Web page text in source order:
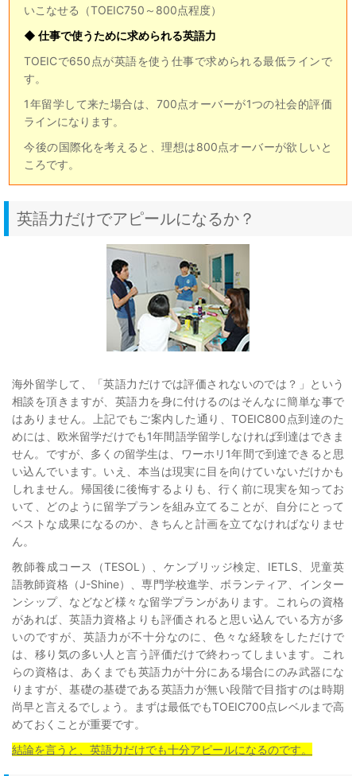
いこなせる（TOEIC750～800点程度）
◆ 仕事で使うために求められる英語力
TOEICで650点が英語を使う仕事で求められる最低ラインで
す。
1年留学して来た場合は、700点オーバーが1つの社会的評価
ラインになります。
今後の国際化を考えると、理想は800点オーバーが欲しいと
ころです。
英語力だけでアピールになるか？
海外留学して、「英語力だけでは評価されないのでは？」という
相談を頂きますが、英語力を身に付けるのはそんなに簡単な事で
はありません。上記でもご案内した通り、TOEIC800点到達のた
めには、欧米留学だけでも1年間語学留学しなければ到達はできま
せん。ですが、多くの留学生は、ワーホリ1年間で到達できると思
い込んでいます。いえ、本当は現実に目を向けていないだけかも
しれません。帰国後に後悔するよりも、行く前に現実を知ってお
いて、どのように留学プランを組み立てることが、自分にとって
ベストな成果になるのか、きちんと計画を立てなければなりませ
ん。
教師養成コース（TESOL）、ケンブリッジ検定、IETLS、児童英
語教師資格（J-Shine）、専門学校進学、ボランティア、インター
ンシップ、などなど様々な留学プランがあります。これらの資格
があれば、英語力資格よりも評価されると思い込んでいる方が多
いのですが、英語力が不十分なのに、色々な経験をしただけで
は、移り気の多い人と言う評価だけで終わってしまいます。これ
らの資格は、あくまでも英語力が十分にある場合にのみ武器にな
りますが、基礎の基礎である英語力が無い段階で目指すのは時期
尚早と言えるでしょう。まずは最低でもTOEIC700点レベルまで高
めておくことが重要です。
結論を言うと、英語力だけでも十分アピールになるのです。